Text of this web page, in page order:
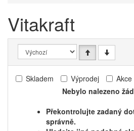
Vitakraft
Skladem Výprodej Akce
Nebylo nalezeno
Překontrolujte zadaný
správně.